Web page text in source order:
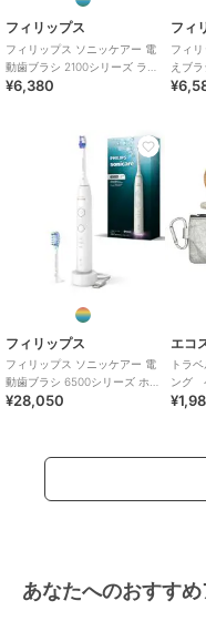
フィリップス
フィリップス ソニッケアー 電
動歯ブラシ 2100シリーズ ライ
トピンク
¥6,380
フィ
フィ
えブ
ンワン
フィリップス
フィリップス ソニッケアー 電
動歯ブラシ 6500シリーズ ホ
ワイト
¥28,050
エコ
トラ
ング
あなたへのおすす